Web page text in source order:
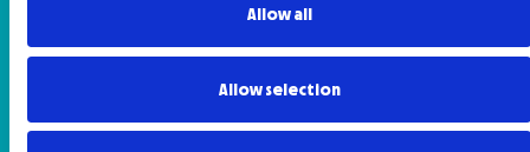
Allow all
Allow selection
modo de ejercitar sus derechos en nuestra
de Privacidad.
También puede contactar con RPM en el
email:dpo@rpmsports.es